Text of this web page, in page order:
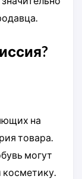
на
товара.
могут
косметику.